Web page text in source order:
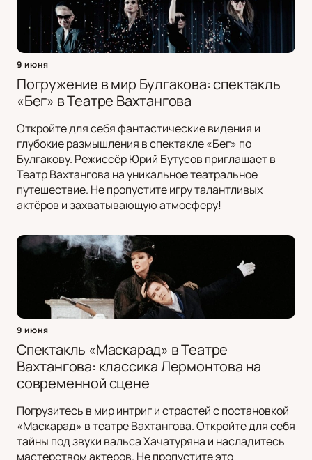
9 июня
Погружение в мир Булгакова: спектакль
«Бег» в Театре Вахтангова
Откройте для себя фантастические видения и
глубокие размышления в спектакле «Бег» по
Булгакову. Режиссёр Юрий Бутусов приглашает в
Театр Вахтангова на уникальное театральное
путешествие. Не пропустите игру талантливых
актёров и захватывающую атмосферу!
9 июня
Спектакль «Маскарад» в Театре
Вахтангова: классика Лермонтова на
современной сцене
Погрузитесь в мир интриг и страстей с постановкой
«Маскарад» в театре Вахтангова. Откройте для себя
тайны под звуки вальса Хачатуряна и насладитесь
мастерством актеров. Не пропустите это